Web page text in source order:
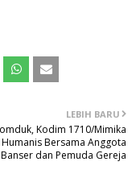
LEBIH BARU
Kodim 1710/Mimika
Bersama Anggota
Banser dan Pemuda Gereja